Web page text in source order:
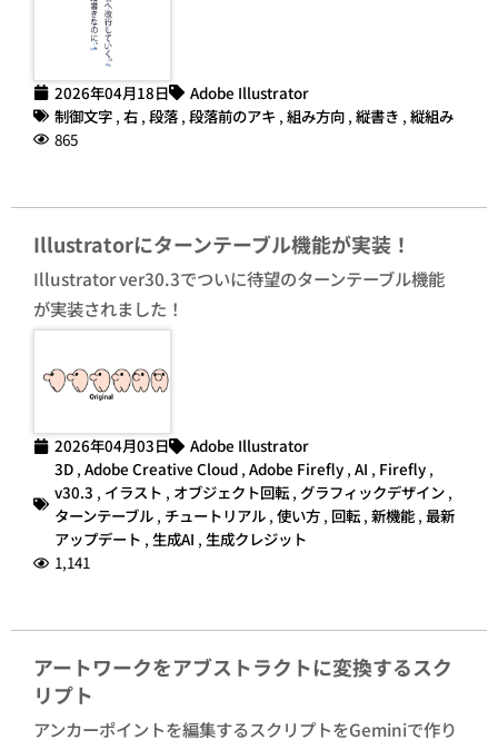
2026年04月18日
Adobe Illustrator
制御文字 , 右 , 段落 , 段落前のアキ , 組み方向 , 縦書き , 縦組み
865
Illustratorにターンテーブル機能が実装！
Illustrator ver30.3でついに待望のターンテーブル機能
が実装されました！
2026年04月03日
Adobe Illustrator
3D , Adobe Creative Cloud , Adobe Firefly , AI , Firefly ,
v30.3 , イラスト , オブジェクト回転 , グラフィックデザイン ,
ターンテーブル , チュートリアル , 使い方 , 回転 , 新機能 , 最新
アップデート , 生成AI , 生成クレジット
1,141
アートワークをアブストラクトに変換するスク
リプト
アンカーポイントを編集するスクリプトをGeminiで作り